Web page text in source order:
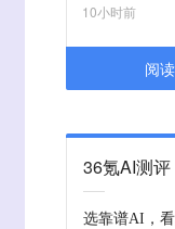
10小时前
阅
36氪AI测评
选靠谱AI，